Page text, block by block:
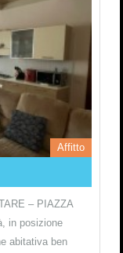
Affitto
– PIAZZA
in posizione
abitativa ben